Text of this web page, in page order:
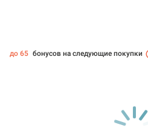
до 65 бонусов на следующие покупки